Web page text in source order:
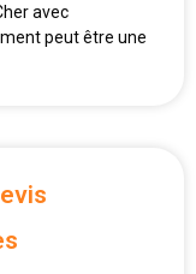
avec
peut être une